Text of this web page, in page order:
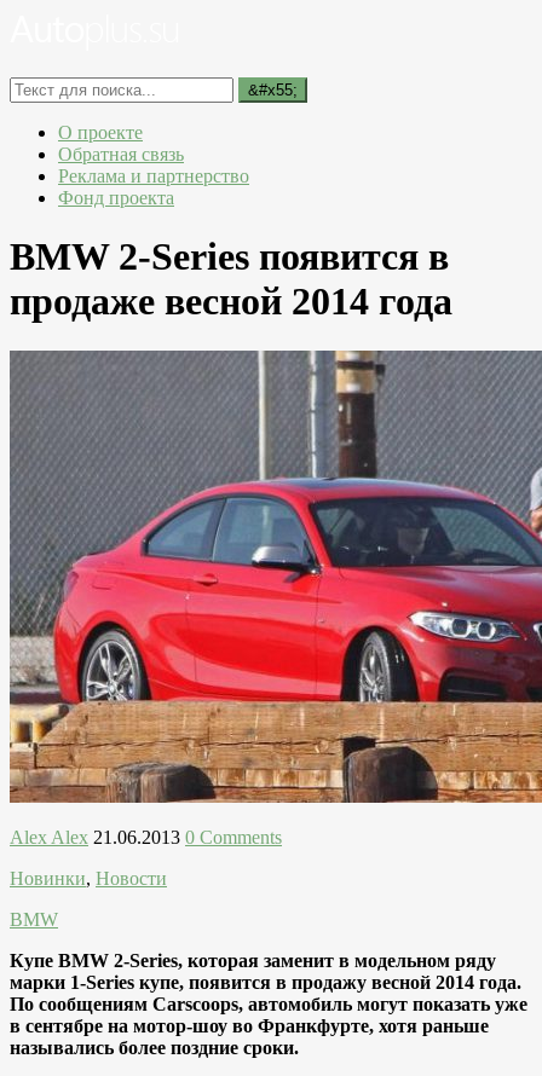
О проекте
Обратная связь
Реклама и партнерство
Фонд проекта
BMW 2-Series появится в
продаже весной 2014 года
Alex Alex 21.06.2013 0 Comments
Новинки, Новости
BMW
Купе BMW 2-Series, которая заменит в модельном ряду
марки 1-Series купе, появится в продажу весной 2014 года.
По сообщениям Carscoops, автомобиль могут показать уже
в сентябре на мотор-шоу во Франкфурте, хотя раньше
назывались более поздние сроки.